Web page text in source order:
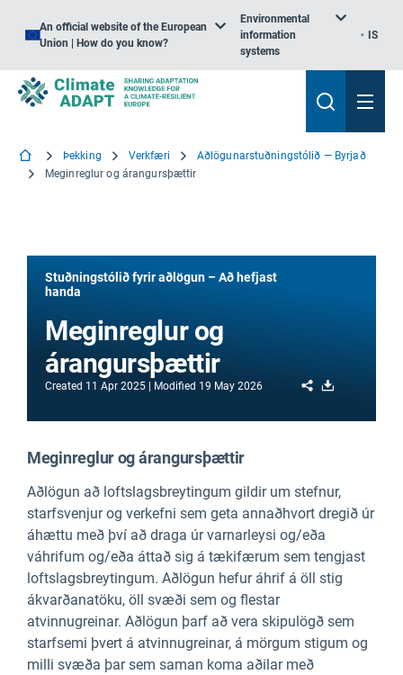
An official website of the European
Union | How do you know?
Environmental
information
systems
IS
Þekking Verkfæri
Aðlögunarstuðningstólið — Byrjað
Meginreglur og árangursþættir
Stuðningstólið fyrir aðlögun – Að hefjast
handa
Meginreglur og
árangursþættir
Created 11 Apr 2025 Modified 19 May 2026 Share
Meginreglur og árangursþættir
Aðlögun að loftslagsbreytingum gildir um stefnur,
starfsvenjur og verkefni sem geta annaðhvort dregið úr
áhættu með því að draga úr varnarleysi og/eða
váhrifum og/eða áttað sig á tækifærum sem tengjast
loftslagsbreytingum. Aðlögun hefur áhrif á öll stig
ákvarðanatöku, öll svæði sem og flestar
atvinnugreinar. Aðlögun þarf að vera skipulögð sem
starfsemi þvert á atvinnugreinar, á mörgum stigum og
milli svæða þar sem saman koma aðilar með